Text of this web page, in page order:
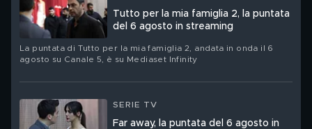
Tutto per la mia famiglia 2, la puntata
del 6 agosto in streaming
La puntata di Tutto per la mia famiglia 2, andata in onda il 6
agosto su Canale 5, è su Mediaset Infinity
SERIE TV
Far away, la puntata del 6 agosto in